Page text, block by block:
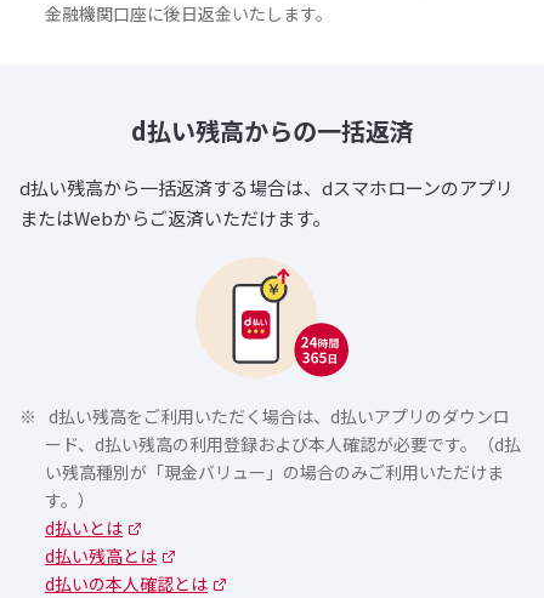
金融機関口座に後日返金いたします。
d払い残高からの一括返済
d払い残高から一括返済する場合は、dスマホローンのアプリ
またはWebからご返済いただけます。
d払い残高をご利用いただく場合は、d払いアプリのダウンロ
ード、d払い残高の利用登録および本人確認が必要です。（d払
い残高種別が「現金バリュー」の場合のみご利用いただけま
す。）
d払いとは
d払い残高とは
d払いの本人確認とは